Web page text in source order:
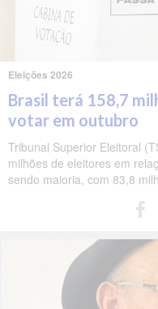
Eleições 2026
Brasil terá 158,7
votar em outubro
Tribunal Superior Eleitoral
milhões de eleitores em
sendo maioria, com 83,8